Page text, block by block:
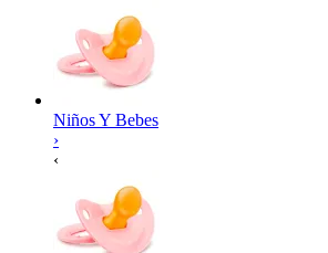
Niños Y Bebes
›
‹